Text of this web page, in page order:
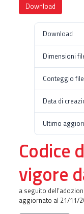
Download
Download
Dimensioni
Conteggio file
Data di
Ultimo
Codice
vigore
a seguito
aggiornato al 21/11/